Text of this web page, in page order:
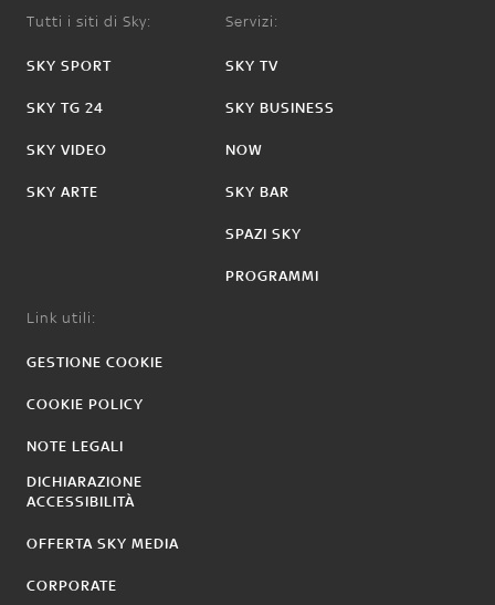
Tutti i siti di Sky:
SKY SPORT
SKY TG 24
SKY VIDEO
SKY ARTE
Servizi:
SKY TV
SKY BUSINESS
NOW
SKY BAR
SPAZI SKY
PROGRAMMI
Link utili:
GESTIONE COOKIE
COOKIE POLICY
NOTE LEGALI
DICHIARAZIONE
ACCESSIBILITÀ
OFFERTA SKY MEDIA
CORPORATE